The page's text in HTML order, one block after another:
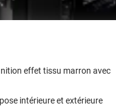
effet tissu marron avec
intérieure et extérieure